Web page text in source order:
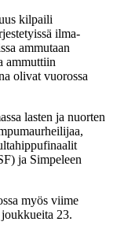
kilpaili
ilma-
ammutaan
ammuttiin
olivat vuorossa
lasten ja nuorten
ja Simpeleen
myös viime
23.